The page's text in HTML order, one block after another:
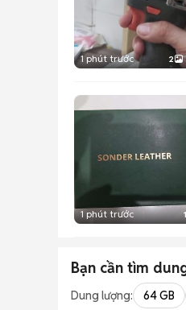
1 phút trước 2
1 phút trước 1
Bạn cần tìm
Dung lượng: 64 GB